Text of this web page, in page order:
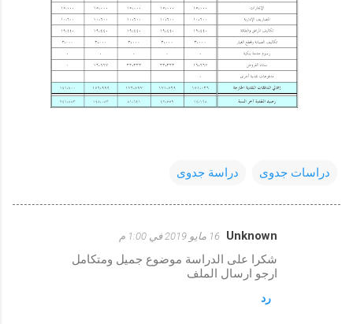
دراسات جدوى دراسة جدوى
Unknown 16 مايو 2019 في 1:00 م
شكرا على الدراسة موضوع جميل ومتكامل
ارجو ارسال الملف
رد